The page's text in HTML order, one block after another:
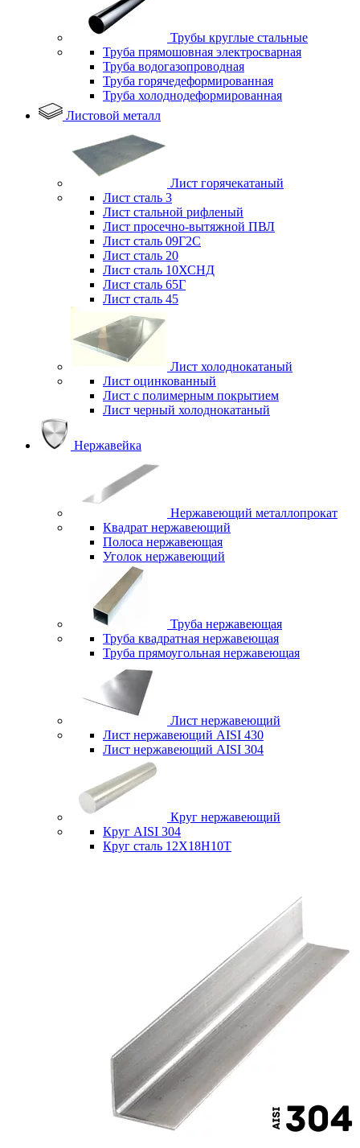
Трубы круглые стальные
Труба прямошовная электросварная
Труба водогазопроводная
Труба горячедеформированная
Труба холоднодеформированная
Листовой металл
Лист горячекатаный
Лист сталь 3
Лист стальной рифленый
Лист просечно-вытяжной ПВЛ
Лист сталь 09Г2С
Лист сталь 20
Лист сталь 10ХСНД
Лист сталь 65Г
Лист сталь 45
Лист холоднокатаный
Лист оцинкованный
Лист с полимерным покрытием
Лист черный холоднокатаный
Нержавейка
Нержавеющий металлопрокат
Квадрат нержавеющий
Полоса нержавеющая
Уголок нержавеющий
Труба нержавеющая
Труба квадратная нержавеющая
Труба прямоугольная нержавеющая
Лист нержавеющий
Лист нержавеющий AISI 430
Лист нержавеющий AISI 304
Круг нержавеющий
Круг AISI 304
Круг сталь 12Х18Н10Т